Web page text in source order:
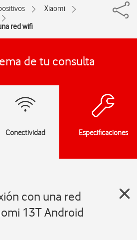
Xiaomi
red wifi
de tu consulta
Conectividad Especificaciones
con una red
13T Android